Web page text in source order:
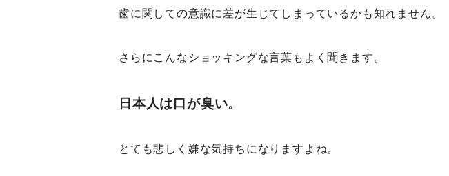
歯に関しての意識に差が生じてしまっているかも知れません。
さらにこんなショッキングな言葉もよく聞きます。
日本人は口が臭い。
とても悲しく嫌な気持ちになりますよね。